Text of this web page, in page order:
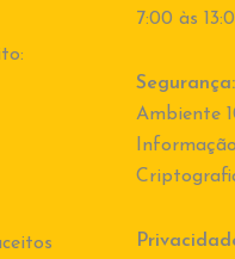
7:00 às
Segurança:
Ambiente